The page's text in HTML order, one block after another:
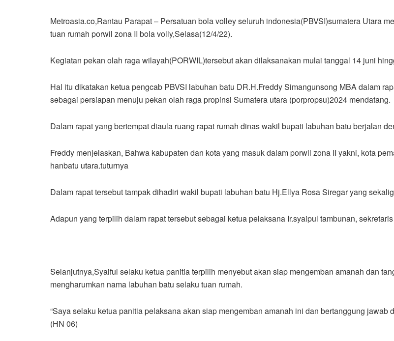
Metroasia.co,Rantau Parapat – Persatuan bola volley seluruh indonesia(PBVSI)sumatera Utara
tuan rumah porwil zona II bola volly,Selasa(12/4/22).
Kegiatan pekan olah raga wilayah(PORWIL)tersebut akan dilaksanakan mulai tanggal 14 juni
Hal itu dikatakan ketua pengcab PBVSI labuhan batu DR.H.Freddy Simangunsong MBA dalam
sebagai persiapan menuju pekan olah raga propinsi Sumatera utara (porpropsu)2024 mendatang.
Dalam rapat yang bertempat diaula ruang rapat rumah dinas wakil bupati labuhan batu berjalan
Freddy menjelaskan, Bahwa kabupaten dan kota yang masuk dalam porwil zona II yakni, kota
hanbatu utara.tuturnya
Dalam rapat tersebut tampak dihadiri wakil bupati labuhan batu Hj.Ellya Rosa Siregar yang
Adapun yang terpilih dalam rapat tersebut sebagai ketua pelaksana Ir.syaipul tambunan,
Selanjutnya,Syaiful selaku ketua panitia terpilih menyebut akan siap mengemban amanah dan
mengharumkan nama labuhan batu selaku tuan rumah.
“Saya selaku ketua panitia pelaksana akan siap mengemban amanah ini dan bertanggung jawab
(HN 06)